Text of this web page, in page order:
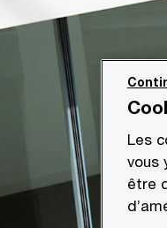
Les
vous
être